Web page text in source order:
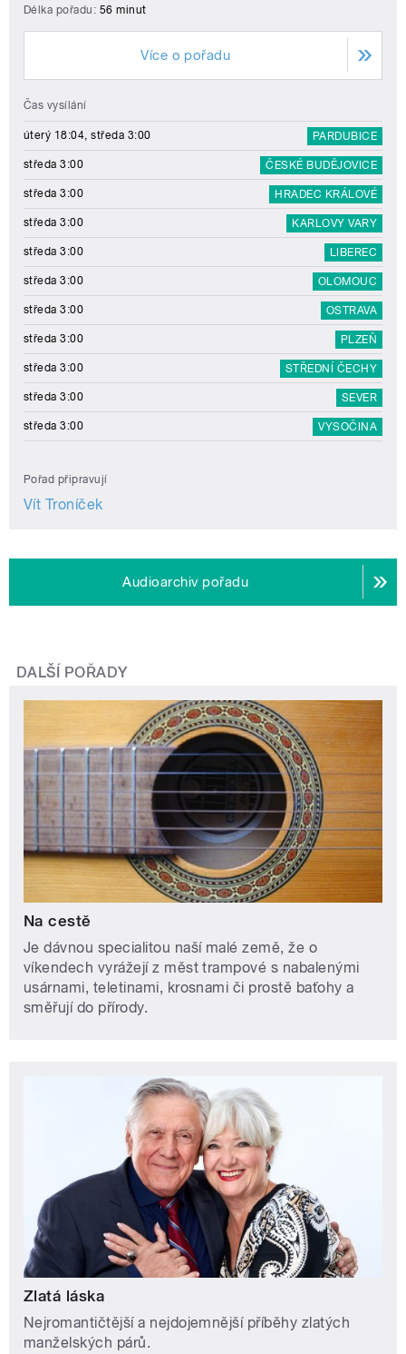
Délka pořadu: 56 minut
Více o pořadu
Čas vysílání
úterý 18:04, středa 3:00 PARDUBICE
středa 3:00 ČESKÉ BUDĚJOVICE
středa 3:00 HRADEC KRÁLOVÉ
středa 3:00 KARLOVY VARY
středa 3:00 LIBEREC
středa 3:00 OLOMOUC
středa 3:00 OSTRAVA
středa 3:00 PLZEŇ
středa 3:00 STŘEDNÍ ČECHY
středa 3:00 SEVER
středa 3:00 VYSOČINA
Pořad připravují
Vít Troníček
Audioarchiv pořadu
DALŠÍ POŘADY
Na cestě
Je dávnou specialitou naší malé země, že o
víkendech vyrážejí z měst trampové s nabalenými
usárnami, teletinami, krosnami či prostě baťohy a
směřují do přírody.
Zlatá láska
Nejromantičtější a nejdojemnější příběhy zlatých
manželských párů.